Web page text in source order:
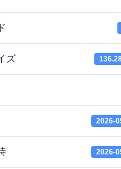
ズ
2026-
2026-